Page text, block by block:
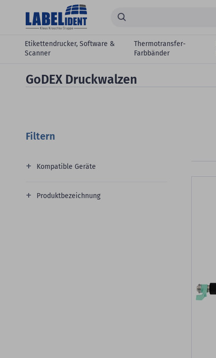
Zum Hauptinhalt springen
Suchen...
Etikettendrucker, Software &
Scanner
Thermotransfer-
Farbbänder
GoDEX Druckwalzen
Filtern
Kompatible Geräte
Produktbezeichnung